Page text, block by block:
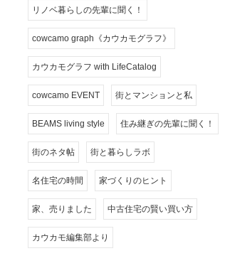
リノベ暮らしの先輩に聞く！
cowcamo graph《カウカモグラフ》
カウカモグラフ with LifeCatalog
cowcamo EVENT 街とマンションと私
BEAMS living style 住み継ぎの先輩に聞く！
街のネタ帖 街と暮らしラボ
名住宅の時間 家づくりのヒント
家、売りました 中古住宅の賢い買い方
カウカモ編集部より